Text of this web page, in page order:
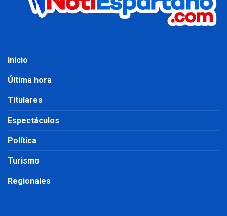
Inicio
Última hora
Titulares
Espectáculos
Política
Turismo
Regionales